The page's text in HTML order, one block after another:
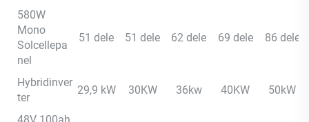
580W
Mono
Solcellepa
nel
51 dele 51 dele 62 dele 69 dele 86 dele
Hybridinver
ter
29,9 kW 30KW 36kw 40KW 50kW
48V 100ah